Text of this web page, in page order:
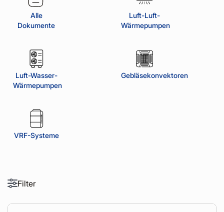
Alle
Dokumente
Luft-Luft-
Wärmepumpen
Luft-Wasser-
Wärmepumpen
Gebläsekonvektoren
VRF-Systeme
Filter